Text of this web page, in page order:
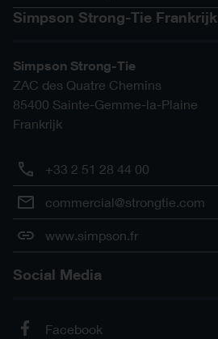
Simpson Strong-Tie Frankrijk
Simpson Strong-Tie
ZAC des Quatre Chemins
85400 Sainte-Gemme-la-Plaine
Frankrijk
+33 2 51 28 44 00
commercial@strongtie.com
www.simpson.fr
Social Media
Facebook